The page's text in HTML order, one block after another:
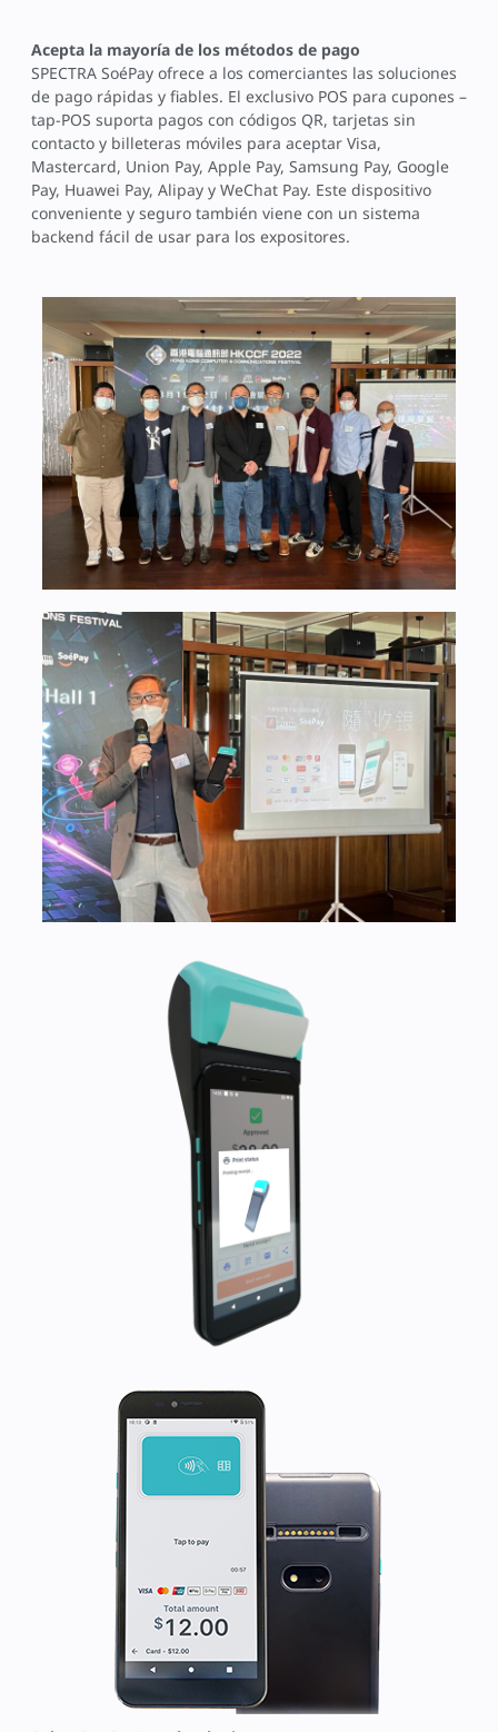
Acepta la mayoría de los métodos de pago
SPECTRA SoéPay ofrece a los comerciantes las soluciones
de pago rápidas y fiables. El exclusivo POS para cupones –
tap-POS suporta pagos con códigos QR, tarjetas sin
contacto y billeteras móviles para aceptar Visa,
Mastercard, Union Pay, Apple Pay, Samsung Pay, Google
Pay, Huawei Pay, Alipay y WeChat Pay. Este dispositivo
conveniente y seguro también viene con un sistema
backend fácil de usar para los expositores.